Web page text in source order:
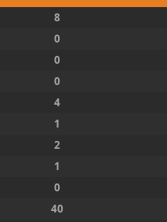
8
0
0
0
4
1
2
1
0
40